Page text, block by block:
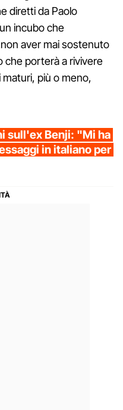
diretti da Paolo
incubo che
aver mai sostenuto
che porterà a rivivere
più o meno,
sull'ex Benji: "Mi ha
in italiano per